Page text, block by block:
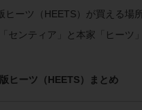
ヒーツ（HEETS）が買える場
センティア」と本家「ヒーツ
ヒーツ（HEETS）まとめ